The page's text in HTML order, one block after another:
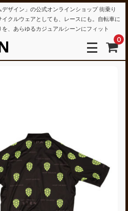
ザイン」の公式オンラインショップ 街乗り
クルウェアとしても、レースにも。自転車に
、あらゆるカジュアルシーンにフィット
0